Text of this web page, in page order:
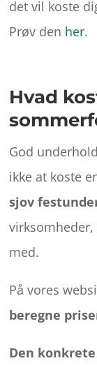
det vil koste
Prøv den her.
Hvad
God
ikke at koste
sjov
med.
På vores
beregne
Den